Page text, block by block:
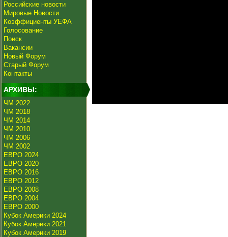
Российские новости
Мировые Новости
Коэффициенты УЕФА
Голосование
Поиск
Вакансии
Новый Форум
Старый Форум
Контакты
АРХИВЫ:
ЧМ 2022
ЧМ 2018
ЧМ 2014
ЧМ 2010
ЧМ 2006
ЧМ 2002
ЕВРО 2024
ЕВРО 2020
ЕВРО 2016
ЕВРО 2012
ЕВРО 2008
ЕВРО 2004
ЕВРО 2000
Кубок Америки 2024
Кубок Америки 2021
Кубок Америки 2019